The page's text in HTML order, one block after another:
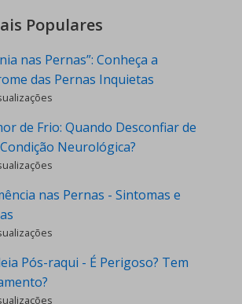
Populares
nas Pernas”: Conheça a
das Pernas Inquietas
de Frio: Quando Desconfiar de
Neurológica?
nas Pernas - Sintomas e
Pós-raqui - É Perigoso? Tem